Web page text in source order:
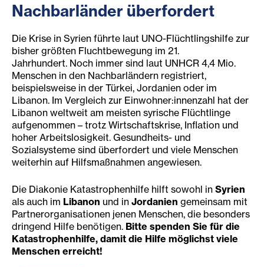
Nachbarländer überfordert
Die Krise in Syrien führte laut UNO-Flüchtlingshilfe zur
bisher größten Fluchtbewegung im 21.
Jahrhundert. Noch immer sind laut UNHCR 4,4 Mio.
Menschen in den Nachbarländern registriert,
beispielsweise in der Türkei, Jordanien oder im
Libanon. Im Vergleich zur Einwohner:innenzahl hat der
Libanon weltweit am meisten syrische Flüchtlinge
aufgenommen – trotz Wirtschaftskrise, Inflation und
hoher Arbeitslosigkeit. Gesundheits- und
Sozialsysteme sind überfordert und viele Menschen
weiterhin auf Hilfsmaßnahmen angewiesen.
Die Diakonie Katastrophenhilfe hilft sowohl in Syrien
als auch im Libanon und in Jordanien gemeinsam mit
Partnerorganisationen jenen Menschen, die besonders
dringend Hilfe benötigen. Bitte spenden Sie für die
Katastrophenhilfe, damit die Hilfe möglichst viele
Menschen erreicht!